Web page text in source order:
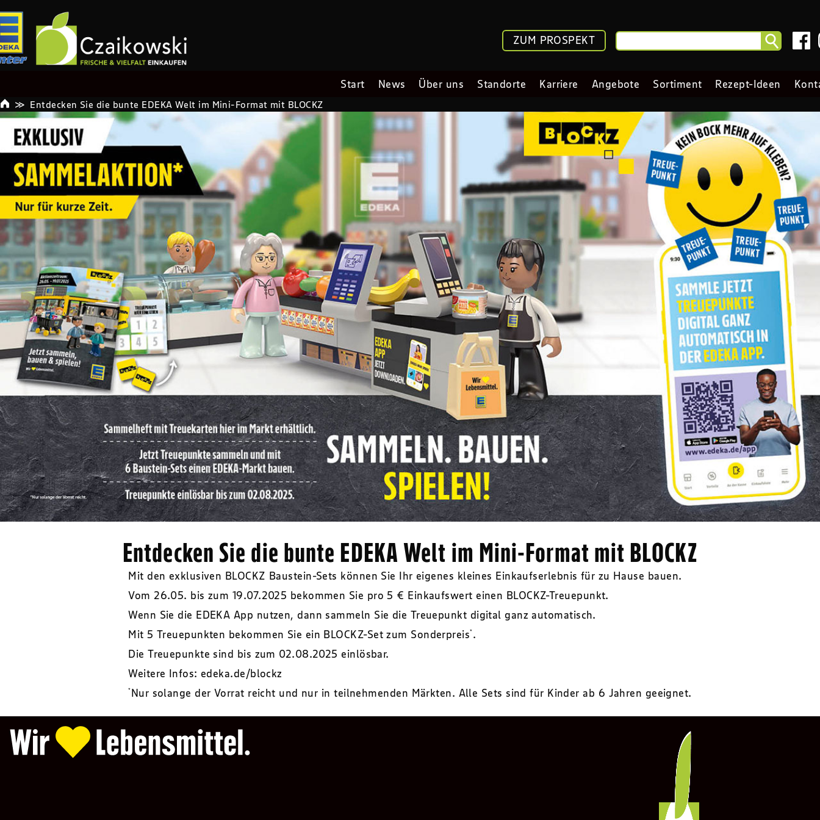
ZUM PROSPEKT
Start News Über uns Standorte Karriere Angebote Sortiment Rezept-Ideen
Entdecken Sie die bunte EDEKA Welt im Mini-Format mit BLOCKZ
Entdecken Sie die bunte EDEKA Welt im Mini-Format mit BLOCKZ
Mit den exklusiven BLOCKZ Baustein-Sets können Sie Ihr eigenes kleines Einkaufserlebnis für zu Hause bauen.
Vom 26.05. bis zum 19.07.2025 bekommen Sie pro 5 € Einkaufswert einen BLOCKZ-Treuepunkt.
Wenn Sie die EDEKA App nutzen, dann sammeln Sie die Treuepunkt digital ganz automatisch.
Mit 5 Treuepunkten bekommen Sie ein BLOCKZ-Set zum Sonderpreis*.
Die Treuepunkte sind bis zum 02.08.2025 einlösbar.
Weitere Infos: edeka.de/blockz
*Nur solange der Vorrat reicht und nur in teilnehmenden Märkten. Alle Sets sind für Kinder ab 6 Jahren geeignet.